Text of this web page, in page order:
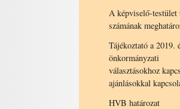
A képviselő-testület
számának
Tájékoztató a 2019.
önkormányzati
választásokhoz
ajánlásokkal
HVB határozat